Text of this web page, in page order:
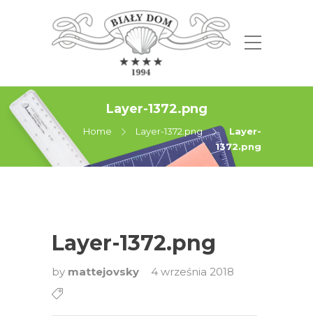
Layer-1372.png
Home Layer-1372.png
Layer-
1372.png
Layer-1372.png
by mattejovsky 4 września 2018